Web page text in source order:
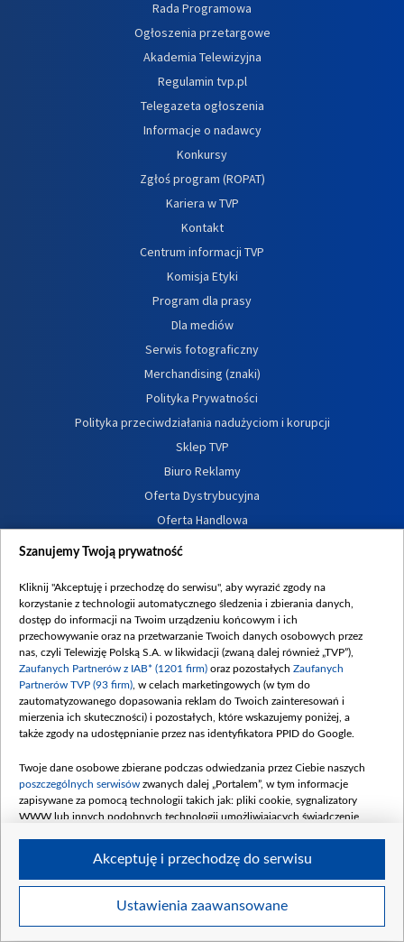
Rada Programowa
Ogłoszenia przetargowe
Akademia Telewizyjna
Regulamin tvp.pl
Telegazeta ogłoszenia
Informacje o nadawcy
Konkursy
Zgłoś program (ROPAT)
Kariera w TVP
Kontakt
Centrum informacji TVP
Komisja Etyki
Program dla prasy
Dla mediów
Serwis fotograficzny
Merchandising (znaki)
Polityka Prywatności
Polityka przeciwdziałania nadużyciom i korupcji
Sklep TVP
Biuro Reklamy
Oferta Dystrybucyjna
Oferta Handlowa
Dostępność
Procedura zgłoszeń wewnętrznych
©2026 Telewizja Polska S. A. w likwidacji
Szanujemy Twoją prywatność
Kliknij "Akceptuję i przechodzę do serwisu", aby wyrazić zgody na
korzystanie z technologii automatycznego śledzenia i zbierania danych,
dostęp do informacji na Twoim urządzeniu końcowym i ich
przechowywanie oraz na przetwarzanie Twoich danych osobowych przez
nas, czyli Telewizję Polską S.A. w likwidacji (zwaną dalej również „TVP”),
Zaufanych Partnerów z IAB* (1201 firm) oraz pozostałych Zaufanych
Partnerów TVP (93 firm) , w celach marketingowych (w tym do
zautomatyzowanego dopasowania reklam do Twoich zainteresowań i
mierzenia ich skuteczności) i pozostałych, które wskazujemy poniżej, a
także zgody na udostępnianie przez nas identyfikatora PPID do Google.
Twoje dane osobowe zbierane podczas odwiedzania przez Ciebie naszych
poszczególnych serwisów zwanych dalej „Portalem”, w tym informacje
zapisywane za pomocą technologii takich jak: pliki cookie, sygnalizatory
WWW lub innych podobnych technologii umożliwiających świadczenie
Twoje dane osobowe zbierane podczas odwiedzania przez Ciebie
Ustawienia zaawansowane
Akceptuję i przechodzę do serwisu